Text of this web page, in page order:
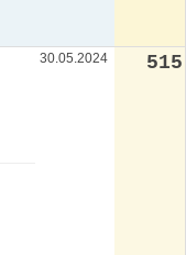
30.05.2024 515